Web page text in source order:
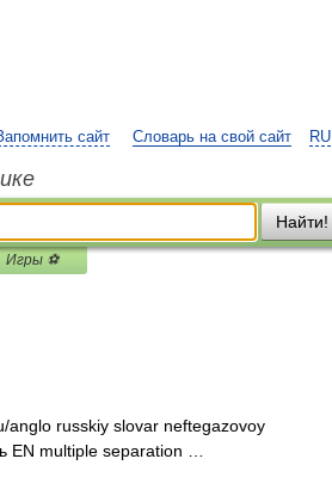
RU
сайт Словарь на свой сайт
Найти!
Игры ⚽
russkiy slovar neftegazovoy
EN multiple separation …